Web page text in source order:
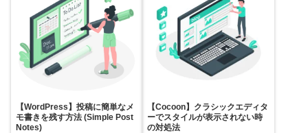
【WordPress】投稿に簡単なメ
モ書きを残す方法 (Simple Post
Notes)
【Cocoon】クラシックエディタ
ーでスタイルが表示されない時
の対処法